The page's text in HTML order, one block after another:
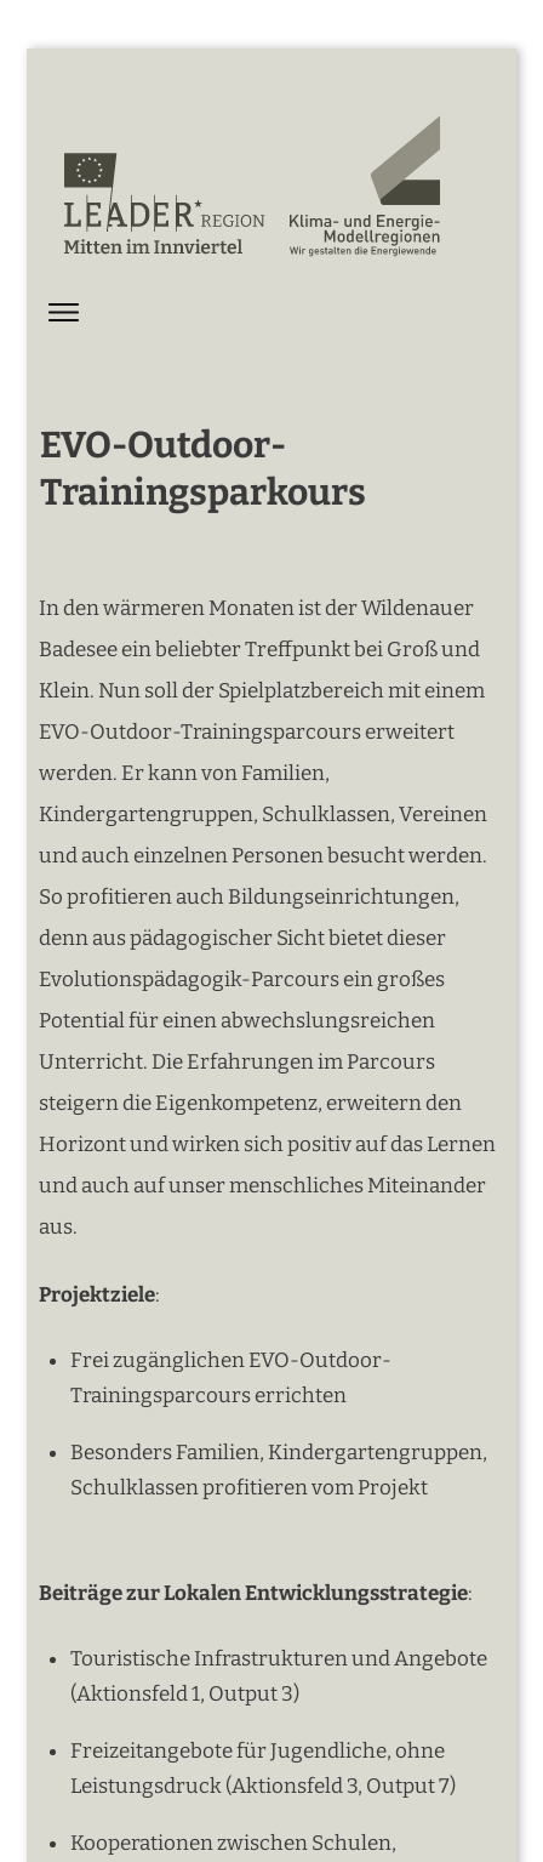
EVO-Outdoor-
Trainingsparkours
In den wärmeren Monaten ist der Wildenauer
Badesee ein beliebter Treffpunkt bei Groß und
Klein. Nun soll der Spielplatzbereich mit einem
EVO-Outdoor-Trainingsparcours erweitert
werden. Er kann von Familien,
Kindergartengruppen, Schulklassen, Vereinen
und auch einzelnen Personen besucht werden.
So profitieren auch Bildungseinrichtungen,
denn aus pädagogischer Sicht bietet dieser
Evolutionspädagogik-Parcours ein großes
Potential für einen abwechslungsreichen
Unterricht. Die Erfahrungen im Parcours
steigern die Eigenkompetenz, erweitern den
Horizont und wirken sich positiv auf das Lernen
und auch auf unser menschliches Miteinander
aus.
Projektziele:
Frei zugänglichen EVO-Outdoor-
Trainingsparcours errichten
Besonders Familien, Kindergartengruppen,
Schulklassen profitieren vom Projekt
Beiträge zur Lokalen Entwicklungsstrategie:
Touristische Infrastrukturen und Angebote
(Aktionsfeld 1, Output 3)
Freizeitangebote für Jugendliche, ohne
Leistungsdruck (Aktionsfeld 3, Output 7)
Kooperationen zwischen Schulen,